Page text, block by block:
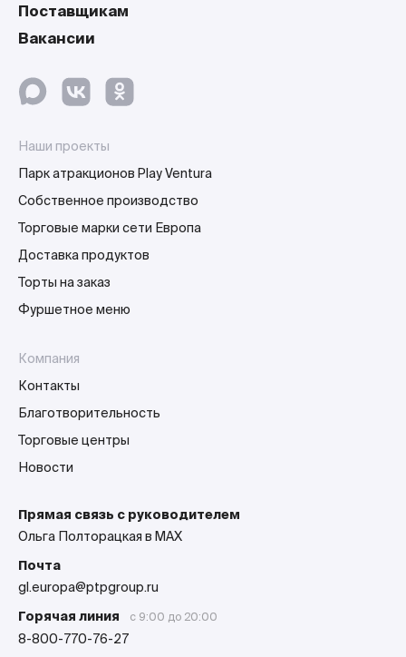
Поставщикам
Вакансии
Наши проекты
Парк атракционов Play Ventura
Собственное производство
Торговые марки сети Европа
Доставка продуктов
Торты на заказ
Фуршетное меню
Компания
Контакты
Благотворительность
Торговые центры
Новости
Прямая связь с руководителем
Ольга Полторацкая в MAX
Почта
gl.europa@ptpgroup.ru
Горячая линия
с 9:00 до 20:00
8-800-770-76-27